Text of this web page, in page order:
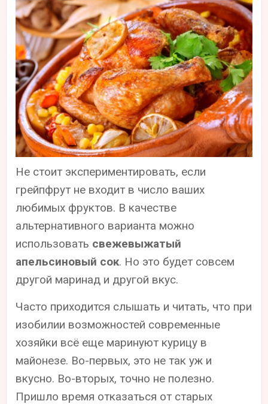
Не стоит экспериментировать, если
грейпфрут не входит в число ваших
любимых фруктов. В качестве
альтернативного варианта можно
использовать свежевыжатый
апельсиновый сок. Но это будет совсем
другой маринад и другой вкус.
Часто приходится слышать и читать, что при
изобилии возможностей современные
хозяйки всё еще маринуют курицу в
майонезе. Во-первых, это не так уж и
вкусно. Во-вторых, точно не полезно.
Пришло время отказаться от старых